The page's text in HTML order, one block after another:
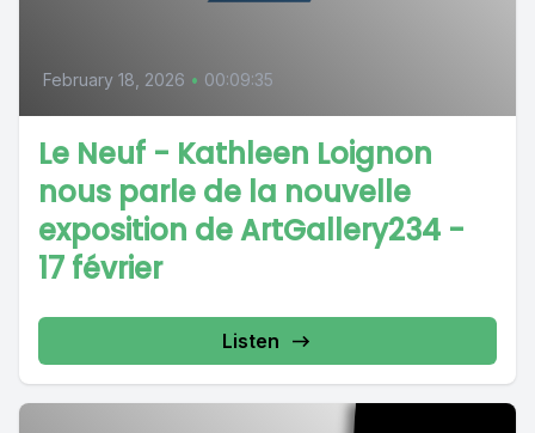
February 18, 2026 • 00:09:35
Le Neuf - Kathleen Loignon
nous parle de la nouvelle
exposition de ArtGallery234 -
17 février
Listen